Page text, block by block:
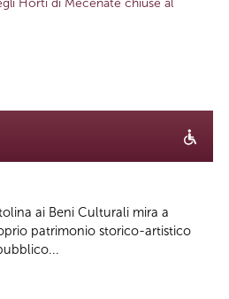
ai Beni Culturali mira a
patrimonio storico-artistico